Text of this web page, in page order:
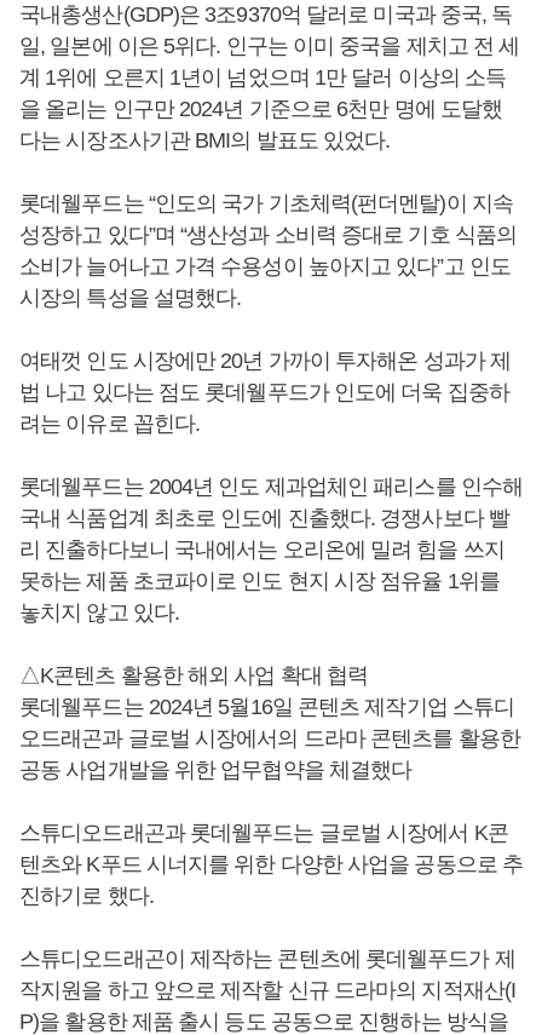
국내총생산(GDP)은 3조9370억 달러로 미국과 중국, 독
일, 일본에 이은 5위다. 인구는 이미 중국을 제치고 전 세
계 1위에 오른지 1년이 넘었으며 1만 달러 이상의 소득
을 올리는 인구만 2024년 기준으로 6천만 명에 도달했
다는 시장조사기관 BMI의 발표도 있었다.
롯데웰푸드는 “인도의 국가 기초체력(펀더멘탈)이 지속
성장하고 있다”며 “생산성과 소비력 증대로 기호 식품의
소비가 늘어나고 가격 수용성이 높아지고 있다”고 인도
시장의 특성을 설명했다.
여태껏 인도 시장에만 20년 가까이 투자해온 성과가 제
법 나고 있다는 점도 롯데웰푸드가 인도에 더욱 집중하
려는 이유로 꼽힌다.
롯데웰푸드는 2004년 인도 제과업체인 패리스를 인수해
국내 식품업계 최초로 인도에 진출했다. 경쟁사보다 빨
리 진출하다보니 국내에서는 오리온에 밀려 힘을 쓰지
못하는 제품 초코파이로 인도 현지 시장 점유율 1위를
놓치지 않고 있다.
△K콘텐츠 활용한 해외 사업 확대 협력
롯데웰푸드는 2024년 5월16일 콘텐츠 제작기업 스튜디
오드래곤과 글로벌 시장에서의 드라마 콘텐츠를 활용한
공동 사업개발을 위한 업무협약을 체결했다
스튜디오드래곤과 롯데웰푸드는 글로벌 시장에서 K콘
텐츠와 K푸드 시너지를 위한 다양한 사업을 공동으로 추
진하기로 했다.
스튜디오드래곤이 제작하는 콘텐츠에 롯데웰푸드가 제
작지원을 하고 앞으로 제작할 신규 드라마의 지적재산(I
P)을 활용한 제품 출시 등도 공동으로 진행하는 방식을